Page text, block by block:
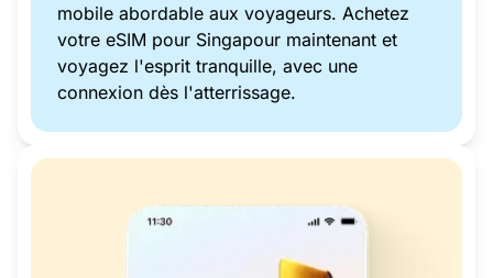
mobile abordable aux voyageurs. Achetez
votre eSIM pour Singapour maintenant et
voyagez l'esprit tranquille, avec une
connexion dès l'atterrissage.